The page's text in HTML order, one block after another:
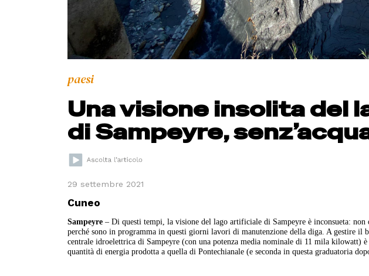
paesi
Una visione insolita del
di Sampeyre,
29 settembre 2021
Cuneo
Sampeyre – Di questi tempi, la visione del lago artificiale di Sampeyre è inconsueta:
perché sono in programma in questi giorni lavori di manutenzione della diga. A gestire
centrale idroelettrica di Sampeyre (con una potenza media nominale di 11 mila kilowatt)
quantità di energia prodotta a quella di Pontechianale (e seconda in questa graduatoria